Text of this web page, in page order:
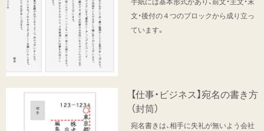
文・後付の４つのブロックから成り立っ
ています。
【仕事・ビジネス】宛名の書き方
（封筒）
宛名書きは、相手に失礼が無いよう会社